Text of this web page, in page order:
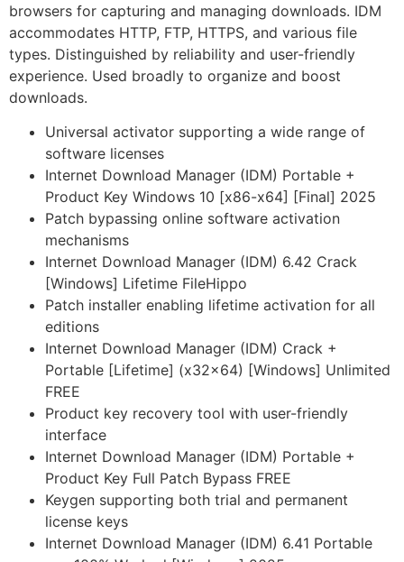
browsers for capturing and managing downloads. IDM
accommodates HTTP, FTP, HTTPS, and various file
types. Distinguished by reliability and user-friendly
experience. Used broadly to organize and boost
downloads.
Universal activator supporting a wide range of
software licenses
Internet Download Manager (IDM) Portable +
Product Key Windows 10 [x86-x64] [Final] 2025
Patch bypassing online software activation
mechanisms
Internet Download Manager (IDM) 6.42 Crack
[Windows] Lifetime FileHippo
Patch installer enabling lifetime activation for all
editions
Internet Download Manager (IDM) Crack +
Portable [Lifetime] (x32x64) [Windows] Unlimited
FREE
Product key recovery tool with user-friendly
interface
Internet Download Manager (IDM) Portable +
Product Key Full Patch Bypass FREE
Keygen supporting both trial and permanent
license keys
Internet Download Manager (IDM) 6.41 Portable